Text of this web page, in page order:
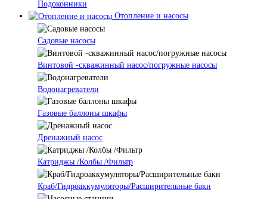
Подоконники
Отопление и насосы
Cадовые насосы
Винтовой -скважинный насос/погружные насосы
Водонагреватели
Газовые баллоны шкафы
Дренажный насос
Катриджы /Колбы /Фильтр
Краб/Гидроаккумуляторы/Расширительные баки